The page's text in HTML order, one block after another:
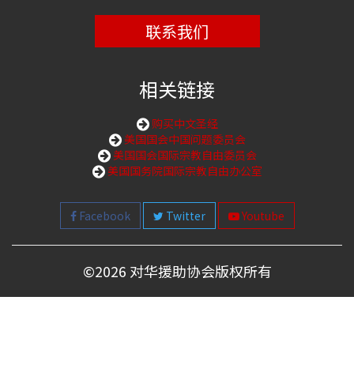
联系我们
相关链接
购买中文圣经
美国国会中国问题委员会
美国国会国际宗教自由委员会
美国国务院国际宗教自由办公室
Facebook Twitter Youtube
©2026 对华援助协会版权所有